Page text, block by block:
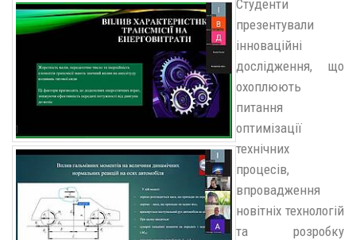
Студенти
презентували
інноваційні
дослідження, що
охоплюють
питання
оптимізації
технічних
процесів,
впровадження
новітніх технологій
та розробку